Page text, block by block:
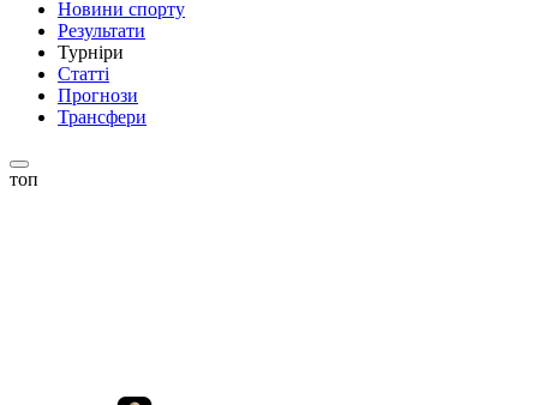
Новини спорту
Результати
Турніри
Статті
Прогнози
Трансфери
топ